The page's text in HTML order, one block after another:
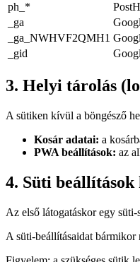
ph_*
_ga
_ga_NWHVF2QMH1
_gid
3. Helyi tárolás
A sütiken kívül a böngésző
Kosár adatai: a
PWA beállítások: az
4. Süti beállítások
Az első látogatáskor egy
A süti-beállításaidat bármikor